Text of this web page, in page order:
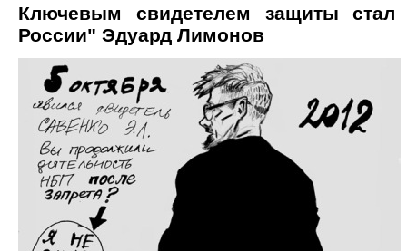
Ключевым свидетелем защиты стал
России" Эдуард Лимонов